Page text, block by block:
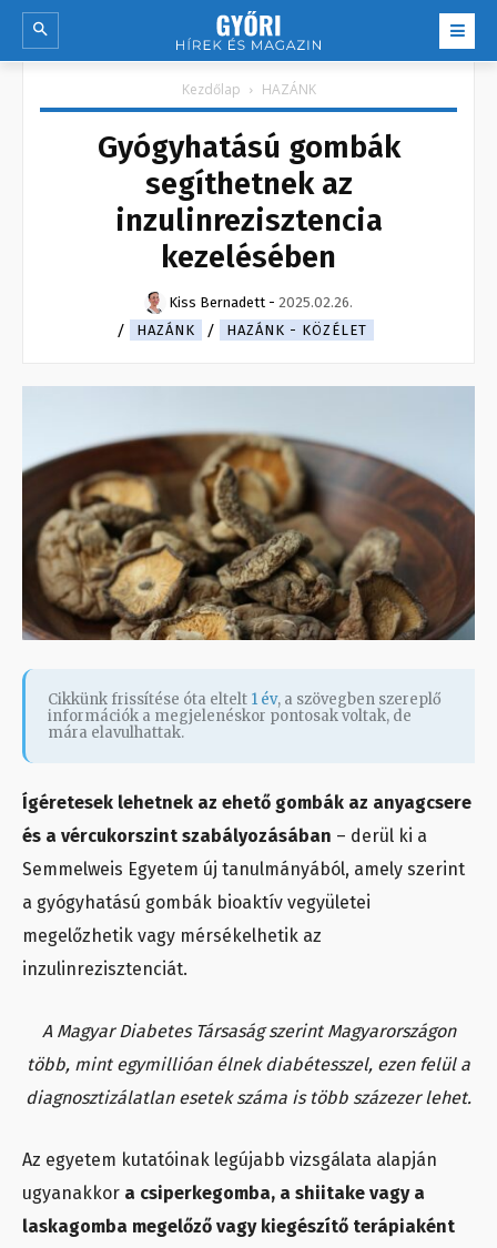
Kezdőlap HAZÁNK
Gyógyhatású gombák
segíthetnek az
inzulinrezisztencia
kezelésében
Kiss Bernadett - 2025.02.26.
HAZÁNK
HAZÁNK - KÖZÉLET
Cikkünk frissítése óta eltelt 1 év, a szövegben szereplő
információk a megjelenéskor pontosak voltak, de
mára elavulhattak.
Ígéretesek lehetnek az ehető gombák az anyagcsere
és a vércukorszint szabályozásában – derül ki a
Semmelweis Egyetem új tanulmányából, amely szerint
a gyógyhatású gombák bioaktív vegyületei
megelőzhetik vagy mérsékelhetik az
inzulinrezisztenciát.
A Magyar Diabetes Társaság szerint Magyarországon
több, mint egymillióan élnek diabétesszel, ezen felül a
diagnosztizálatlan esetek száma is több százezer lehet.
Az egyetem kutatóinak legújabb vizsgálata alapján
ugyanakkor a csiperkegomba, a shiitake vagy a
laskagomba megelőző vagy kiegészítő terápiaként